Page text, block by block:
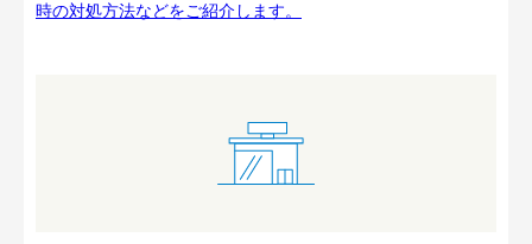
時の対処方法などをご紹介します。